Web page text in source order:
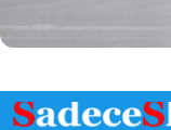
Accessories
Potenti parturient